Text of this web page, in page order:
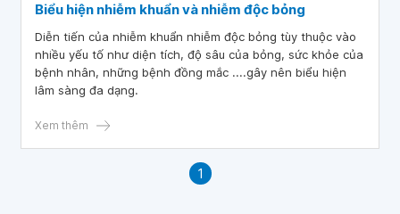
Biểu hiện nhiễm khuẩn và nhiễm độc bỏng
Diễn tiến của nhiễm khuẩn nhiễm độc bỏng tùy thuộc vào
nhiều yếu tố như diện tích, độ sâu của bỏng, sức khỏe của
bệnh nhân, những bệnh đồng mắc ....gây nên biểu hiện
lâm sàng đa dạng.
Xem thêm
1